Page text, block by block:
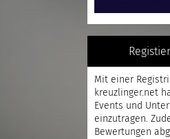
Mit einer
kreuzlinger.net
Events und
einzutragen.
Bewertungen